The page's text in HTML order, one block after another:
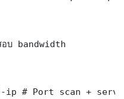
bandwidth
ip # Port scan +